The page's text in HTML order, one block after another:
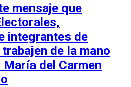
mensaje que
integrantes de
de la mano
del Carmen